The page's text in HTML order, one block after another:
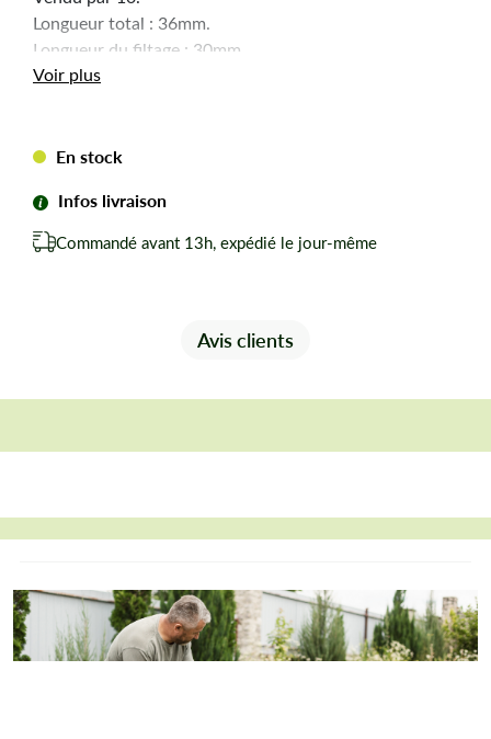
Longueur total : 36mm.
Longueur du filtage : 30mm.
Diamètre du filtage : 6mm.
Voir plus
En stock
Infos livraison
Commandé avant 13h, expédié le jour-même
Avis clients